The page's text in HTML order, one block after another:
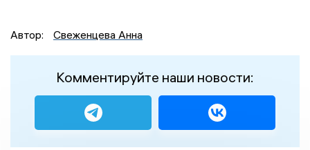
Автор: Свеженцева Анна
Комментируйте наши новости: